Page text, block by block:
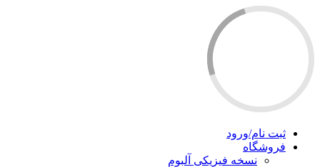
ثبت نام/ورود
فروشگاه
نسخه فیزیکی آلبوم